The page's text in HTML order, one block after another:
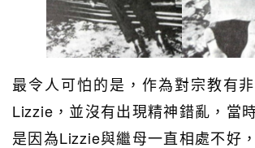
最令人可怕的是，作為對宗教有
Lizzie，並沒有出現精神錯亂，當
是因為Lizzie與繼母一直相處不好